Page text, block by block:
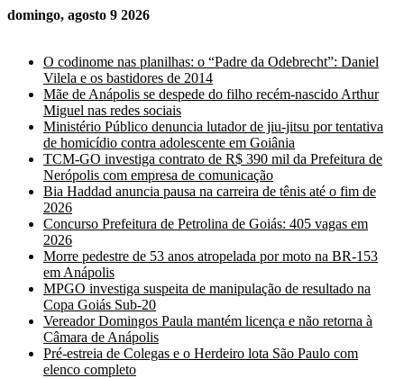
domingo, agosto 9 2026
O codinome nas planilhas: o “Padre da Odebrecht”: Daniel
Vilela e os bastidores de 2014
Mãe de Anápolis se despede do filho recém-nascido Arthur
Miguel nas redes sociais
Ministério Público denuncia lutador de jiu-jitsu por tentativa
de homicídio contra adolescente em Goiânia
TCM-GO investiga contrato de R$ 390 mil da Prefeitura de
Nerópolis com empresa de comunicação
Bia Haddad anuncia pausa na carreira de tênis até o fim de
2026
Concurso Prefeitura de Petrolina de Goiás: 405 vagas em
2026
Morre pedestre de 53 anos atropelada por moto na BR-153
em Anápolis
MPGO investiga suspeita de manipulação de resultado na
Copa Goiás Sub-20
Vereador Domingos Paula mantém licença e não retorna à
Câmara de Anápolis
Pré-estreia de Colegas e o Herdeiro lota São Paulo com
elenco completo